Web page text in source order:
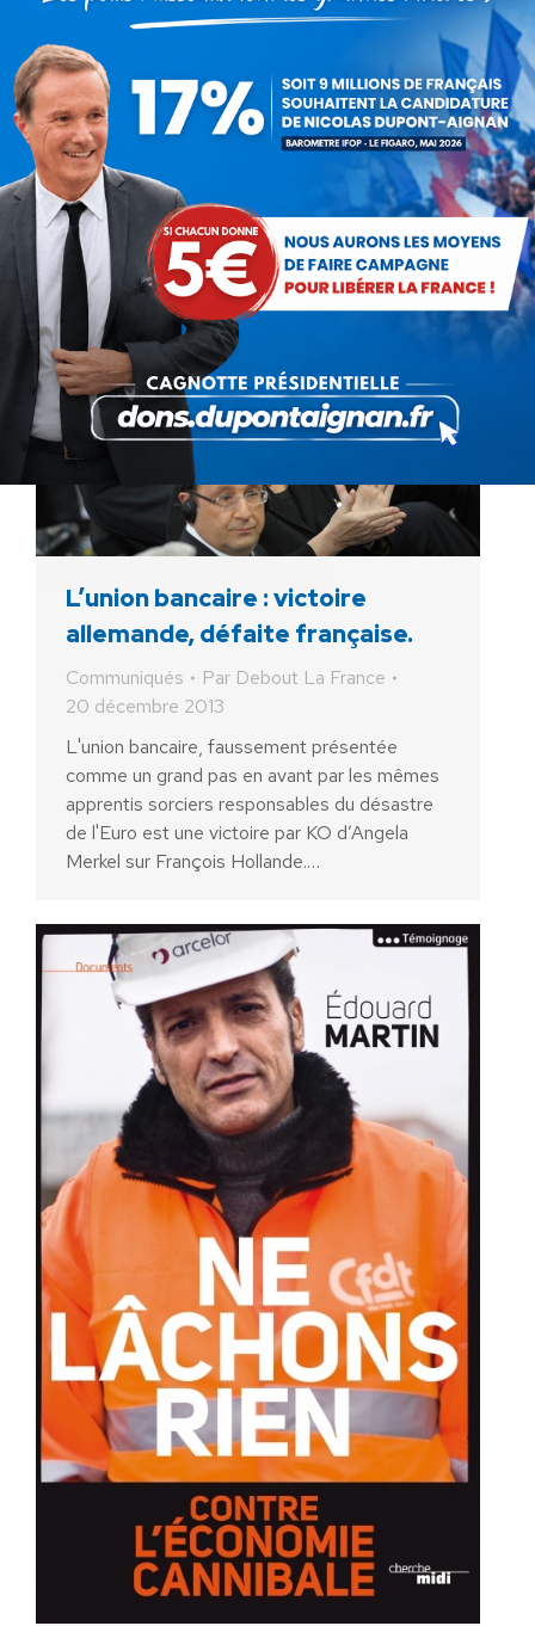
de la santé
Communiqués
20 décembre 2013
L'Autorité de la concurrence a rendu hier un
avis favorable à la vente de médicaments
sans prescription dans les grandes surfaces.
Quelle hypocrisie! Le principal motif de cette
affaire est…
L’union bancaire : victoire
allemande, défaite française.
Communiqués Par Debout La France
20 décembre 2013
L'union bancaire, faussement présentée
comme un grand pas en avant par les mêmes
apprentis sorciers responsables du désastre
de l'Euro est une victoire par KO d’Angela
Merkel sur François Hollande.…